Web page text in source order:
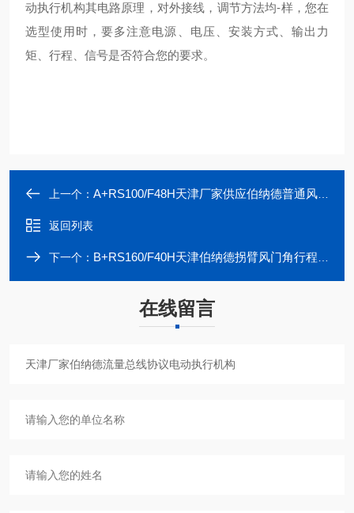
动执行机构其电路原理，对外接线，调节方法均-样，您在
选型使用时，要多注意电源、电压、安装方式、输出力
矩、行程、信号是否符合您的要求。
上一个： A+RS100/F48H天津厂家供应伯纳德普通风阀总线协议执行器
返回列表
下一个： B+RS160/F40H天津伯纳德拐臂风门角行程RS485总线协议
在线留言